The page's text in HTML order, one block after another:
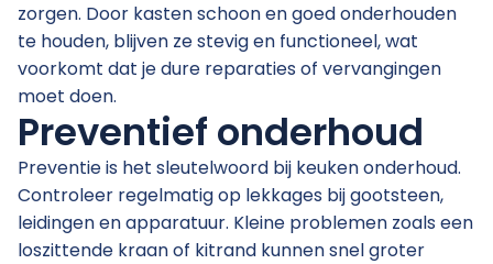
zorgen. Door kasten schoon en goed onderhouden
te houden, blijven ze stevig en functioneel, wat
voorkomt dat je dure reparaties of vervangingen
moet doen.
Preventief onderhoud
Preventie is het sleutelwoord bij keuken onderhoud.
Controleer regelmatig op lekkages bij gootsteen,
leidingen en apparatuur. Kleine problemen zoals een
loszittende kraan of kitrand kunnen snel groter